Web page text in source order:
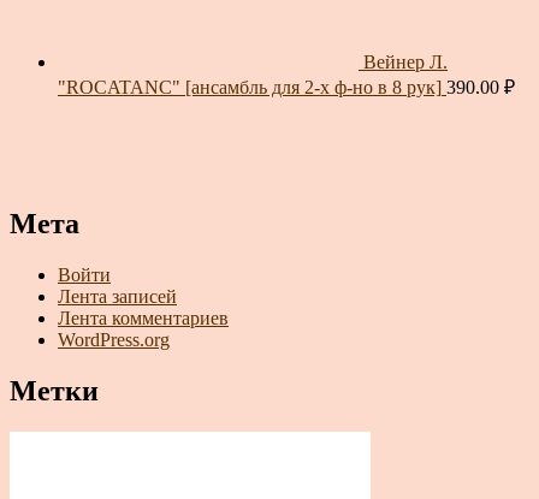
Вейнер Л.
"ROCATANC" [ансамбль для 2-х ф-но в 8 рук] 390.00 ₽
Мета
Войти
Лента записей
Лента комментариев
WordPress.org
Метки